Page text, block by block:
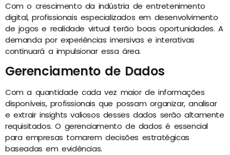
Com o crescimento da indústria de entretenimento
digital, profissionais especializados em desenvolvimento
de jogos e realidade virtual terão boas oportunidades. A
demanda por experiências imersivas e interativas
continuará a impulsionar essa área.
Gerenciamento de Dados
Com a quantidade cada vez maior de informações
disponíveis, profissionais que possam organizar, analisar
e extrair insights valiosos desses dados serão altamente
requisitados. O gerenciamento de dados é essencial
para empresas tomarem decisões estratégicas
baseadas em evidências.